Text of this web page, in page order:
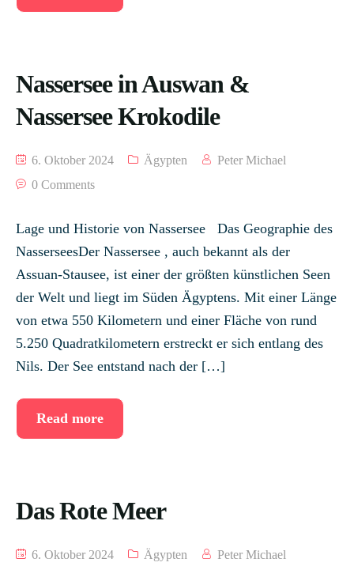
Nassersee in Auswan &
Nassersee Krokodile
6. Oktober 2024 Ägypten
Peter Michael
0 Comments
Lage und Historie von Nassersee Das Geographie des
NasserseesDer Nassersee , auch bekannt als der
Assuan-Stausee, ist einer der größten künstlichen Seen
der Welt und liegt im Süden Ägyptens. Mit einer Länge
von etwa 550 Kilometern und einer Fläche von rund
5.250 Quadratkilometern erstreckt er sich entlang des
Nils. Der See entstand nach der […]
Read more
Das Rote Meer
6. Oktober 2024 Ägypten
Peter Michael